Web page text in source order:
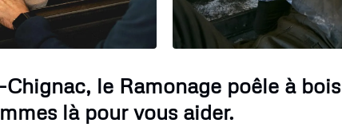
le Ramonage poêle à bois
là pour vous aider.